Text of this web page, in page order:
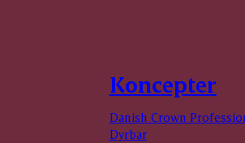
Koncepter
Danish Crown
Dyrbar